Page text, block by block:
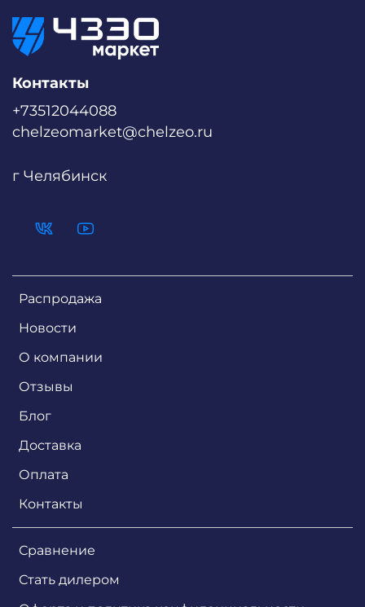
Распродажа
Новости
О компании
Отзывы
Блог
Доставка
Оплата
Контакты
Сравнение
Стать дилером
Контакты
+73512044088
chelzeomarket@chelzeo.ru
г Челябинск